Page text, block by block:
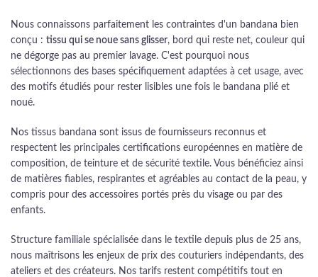
Nous connaissons parfaitement les contraintes d'un bandana bien
conçu : tissu qui se noue sans glisser, bord qui reste net, couleur qui
ne dégorge pas au premier lavage. C'est pourquoi nous
sélectionnons des bases spécifiquement adaptées à cet usage, avec
des motifs étudiés pour rester lisibles une fois le bandana plié et
noué.
Nos tissus bandana sont issus de fournisseurs reconnus et
respectent les principales certifications européennes en matière de
composition, de teinture et de sécurité textile. Vous bénéficiez ainsi
de matières fiables, respirantes et agréables au contact de la peau, y
compris pour des accessoires portés près du visage ou par des
enfants.
Structure familiale spécialisée dans le textile depuis plus de 25 ans,
nous maîtrisons les enjeux de prix des couturiers indépendants, des
ateliers et des créateurs. Nos tarifs restent compétitifs tout en